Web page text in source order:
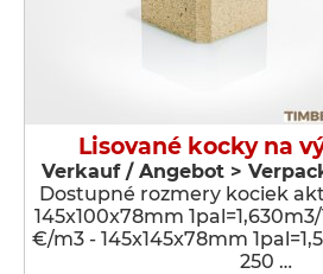
Lisované kocky na
Verkauf / Angebot >
Dostupné rozmery kociek
145x100x78mm
€/m3 - 145x145x78mm
250 …